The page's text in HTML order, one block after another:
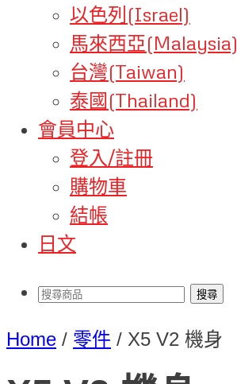
以色列(Israel)
馬來西亞(Malaysia)
台灣(Taiwan)
泰國(Thailand)
會員中心
登入/註冊
購物車
結帳
日文
Home / 零件 / X5 V2 機身